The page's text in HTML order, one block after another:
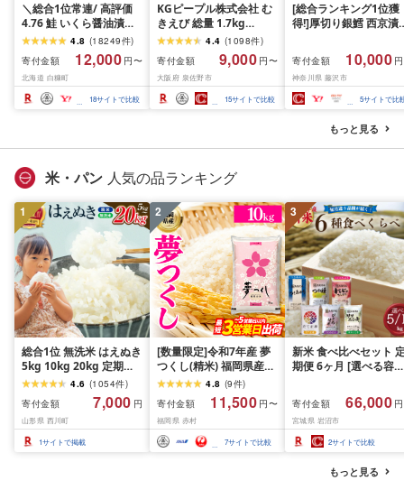
＼総合1位常連/ 高評価
4.76 鮭 いくら醤油漬け
ふるさと納税 いくら
200g / 400g / 800g /
1.6kg / 2.4kg 200g パッ
ク[選べる容量] 醤油漬け
海鮮 イクラ 小分け ふる
さと ランキング 人気 ギ
4.8 (18249件)
寄付金額
12,000 円〜
北海道 白糠町
18サイトで比較
KGピープル株式会社 む
きえび 総量 1.7kg
(850g×2P) 特大 5Lサイ
ズ バナメイエビ バラ凍
結 下処理不要 サイズ不
揃い 訳あり
4.4 (1098件)
寄付金額
9,000 円〜
大阪府 泉佐野市
15サイトで比較
[総合ランキング1位獲
得!]厚切り銀鱈 西京漬
約 1,000g (約 100g ×
切) 西京味噌 西京みそ
噌漬け みそ 味噌 鮮魚
介 銀だら 銀ダラ ギン
ラ ぎんだら 鱈 タラ 魚
西京焼き 西京漬 西京
き 冷凍 厳選 鮮魚 漬け
漬魚 新鮮 小分け 人気
南 藤沢
寄付金額 10,000
神奈川県 藤沢市
5サイトで比
もっと見る
米・パン 人気の品ランキング
1
総合1位 無洗米 はえぬき
5kg 10kg 20kg 定期便
も選べる レビュー高評
価 山形県産 令和7年産
選べる内容量 発送時期
定期便 3ヶ月 6ヶ月 3回
6回 3か月 6か月 ランキ
4.6 (1054件)
寄付金額
7,000 円
山形県 西川町
1サイトで掲載
2
[数量限定]令和7年産 夢
つくし(精米) 福岡県産ブ
ランド米 10kg (品
番:3X11R7)
4.8 (9件)
寄付金額
11,500 円〜
福岡県 赤村
7サイトで比較
3
新米 食べ比べセット
期便 6ヶ月 [選べる容
ん つきあかり つや姫
じのきらめき だて正夢
ひとめぼれ ササニシキ
セット 銘柄米 味比べ
リエーション お楽しみ
食味 毎日の食卓 毎月
わる 色々試せる 志賀
寄付金額 66,000
宮城県 岩沼市
2サイトで比較
もっと見る